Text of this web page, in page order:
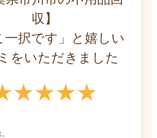
収】
一択です」と嬉しい
をいただきました